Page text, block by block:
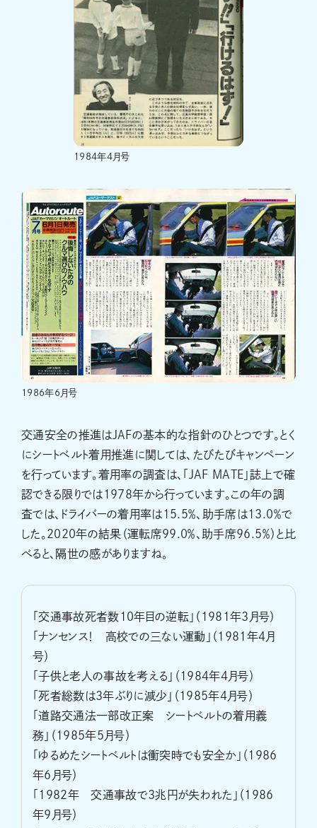
1984年4月号
1986年6月号
交通安全の推進はJAFの基本的な指針のひとつです。とく
にシートベルト着用推進に関しては、たびたびキャンペーン
を行っています。着用率の調査は、「JAF MATE」誌上で確
認できる限りでは1978年から行っています。この年の調
査では、ドライバーの着用率は15.5％、助手席は13.0％で
した。2020年の結果（運転席99.0％、助手席96.5％）と比
べると、隔世の感がありますね。
「交通事故死者数10年目の逆転」（1981年3月号）
「ナンセンス！ 高校での三ない運動」（1981年4月
号）
「子供と老人の事故を考える」（1984年4月号）
「死者総数は3年ぶりに減少」（1985年4月号）
「道路交通法一部改正案 シートベルトの着用義
務」（1985年5月号）
「ゆるめたシートベルトは衝突時でも安全か」（1986
年6月号）
「1982年 交通事故で3兆円が失われた」（1986
年9月号）